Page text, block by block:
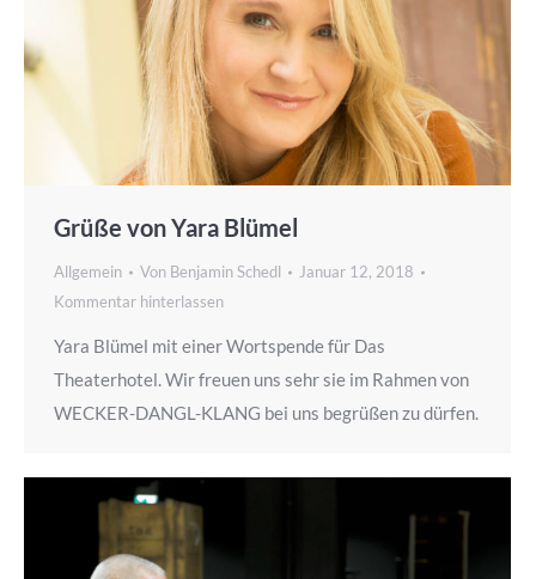
Grüße von Yara Blümel
Allgemein Von Benjamin Schedl
Januar 12, 2018
Kommentar hinterlassen
Yara Blümel mit einer Wortspende für Das
Theaterhotel. Wir freuen uns sehr sie im Rahmen von
WECKER-DANGL-KLANG bei uns begrüßen zu dürfen.